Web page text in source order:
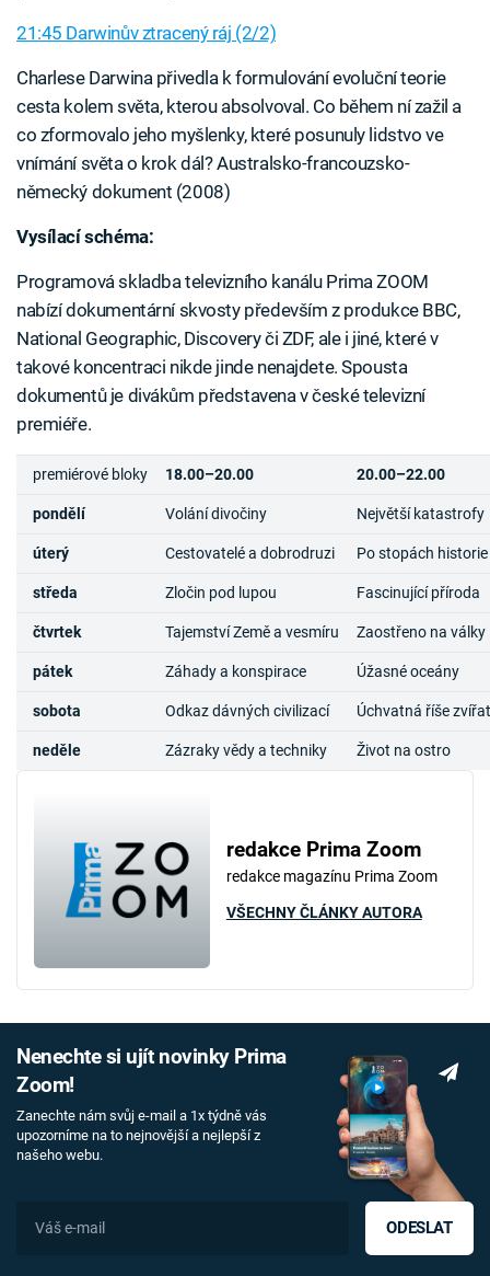
21:45 Darwinův ztracený ráj (2/2)
Charlese Darwina přivedla k formulování evoluční teorie
cesta kolem světa, kterou absolvoval. Co během ní zažil a
co zformovalo jeho myšlenky, které posunuly lidstvo ve
vnímání světa o krok dál? Australsko-francouzsko-
německý dokument (2008)
Vysílací schéma:
Programová skladba televizního kanálu Prima ZOOM
nabízí dokumentární skvosty především z produkce BBC,
National Geographic, Discovery či ZDF, ale i jiné, které v
takové koncentraci nikde jinde nenajdete. Spousta
dokumentů je divákům představena v české televizní
premiéře.
premiérové bloky 18.00–20.00 20.00–22.00
pondělí Volání divočiny Největší katastrofy
úterý Cestovatelé a dobrodruzi Po stopách historie
středa Zločin pod lupou Fascinující příroda
čtvrtek Tajemství Země a vesmíru Zaostřeno na války
pátek Záhady a konspirace Úžasné oceány
sobota Odkaz dávných civilizací Úchvatná říše zvířat
neděle Zázraky vědy a techniky Život na ostro
redakce Prima Zoom
redakce magazínu Prima Zoom
VŠECHNY ČLÁNKY AUTORA
Nenechte si ujít novinky Prima
Zoom!
Zanechte nám svůj e-mail a 1x týdně vás
upozorníme na to nejnovější a nejlepší z
našeho webu.
ODESLAT